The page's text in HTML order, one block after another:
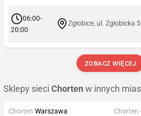
06:00-
20:00
Zgłobice, ul. Zgłobicka 5
ZOBACZ WIĘCEJ
Sklepy sieci Chorten w innych
Chorten Warszawa
Chorten